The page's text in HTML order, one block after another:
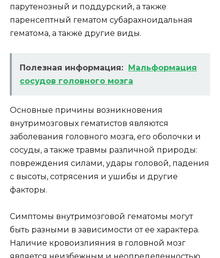
парутенозный и поддурский, а также
паренсептный гематом субарахноидальная
гематома, а также другие виды.
Полезная информация:
Мальформация
сосудов головного мозга
Основные причины возникновения
внутримозговых гематистов являются
заболевания головного мозга, его оболочки и
сосуды, а также травмы различной природы:
повреждения силами, удары головой, падения
с высоты, сотрясения и ушибы и другие
факторы.
Симптомы внутримозговой гематомы могут
быть разными в зависимости от ее характера.
Наличие кровоизлияния в головной мозг